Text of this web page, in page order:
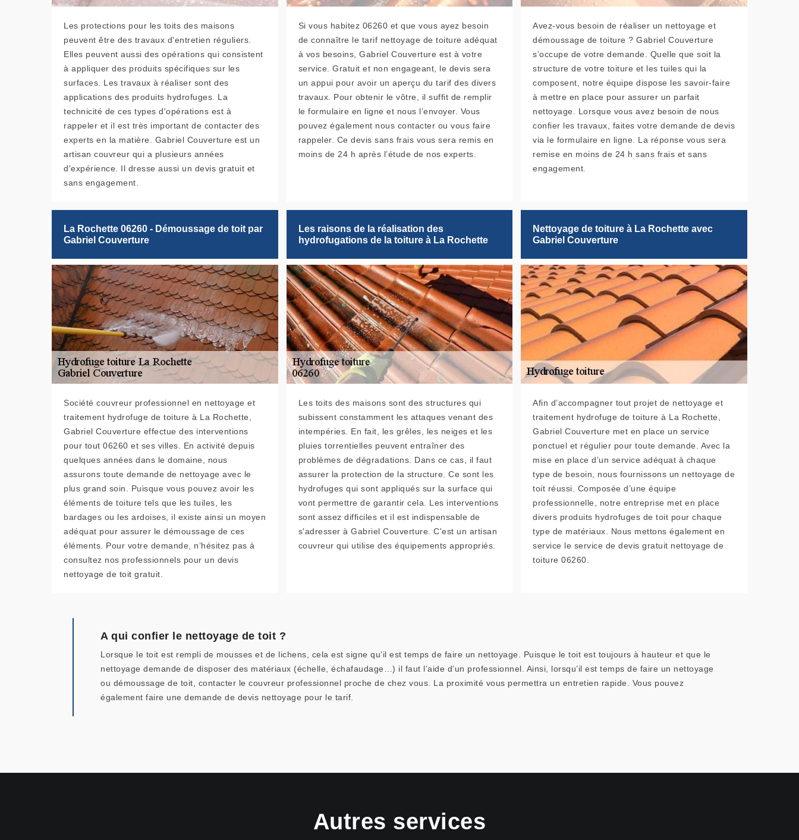
Les protections pour les toits des maisons
peuvent être des travaux d'entretien réguliers.
Elles peuvent aussi des opérations qui consistent
à appliquer des produits spécifiques sur les
surfaces. Les travaux à réaliser sont des
applications des produits hydrofuges. La
technicité de ces types d'opérations est à
rappeler et il est très important de contacter des
experts en la matière. Gabriel Couverture est un
artisan couvreur qui a plusieurs années
d'expérience. Il dresse aussi un devis gratuit et
sans engagement.
Si vous habitez 06260 et que vous ayez besoin
de connaître le tarif nettoyage de toiture adéquat
à vos besoins, Gabriel Couverture est à votre
service. Gratuit et non engageant, le devis sera
un appui pour avoir un aperçu du tarif des divers
travaux. Pour obtenir le vôtre, il suffit de remplir
le formulaire en ligne et nous l’envoyer. Vous
pouvez également nous contacter ou vous faire
rappeler. Ce devis sans frais vous sera remis en
moins de 24 h après l’étude de nos experts.
Avez-vous besoin de réaliser un nettoyage et
démoussage de toiture ? Gabriel Couverture
s’occupe de votre demande. Quelle que soit la
structure de votre toiture et les tuiles qui la
composent, notre équipe dispose les savoir-faire
à mettre en place pour assurer un parfait
nettoyage. Lorsque vous avez besoin de nous
confier les travaux, faites votre demande de devis
via le formulaire en ligne. La réponse vous sera
remise en moins de 24 h sans frais et sans
engagement.
La Rochette 06260 - Démoussage de toit par
Gabriel Couverture
Société couvreur professionnel en nettoyage et
traitement hydrofuge de toiture à La Rochette,
Gabriel Couverture effectue des interventions
pour tout 06260 et ses villes. En activité depuis
quelques années dans le domaine, nous
assurons toute demande de nettoyage avec le
plus grand soin. Puisque vous pouvez avoir les
éléments de toiture tels que les tuiles, les
bardages ou les ardoises, il existe ainsi un moyen
adéquat pour assurer le démoussage de ces
éléments. Pour votre demande, n’hésitez pas à
consultez nos professionnels pour un devis
nettoyage de toit gratuit.
Les raisons de la réalisation des
hydrofugations de la toiture à La Rochette
Les toits des maisons sont des structures qui
subissent constamment les attaques venant des
intempéries. En fait, les grêles, les neiges et les
pluies torrentielles peuvent entraîner des
problèmes de dégradations. Dans ce cas, il faut
assurer la protection de la structure. Ce sont les
hydrofuges qui sont appliqués sur la surface qui
vont permettre de garantir cela. Les interventions
sont assez difficiles et il est indispensable de
s'adresser à Gabriel Couverture. C'est un artisan
couvreur qui utilise des équipements appropriés.
Nettoyage de toiture à La Rochette avec
Gabriel Couverture
Afin d’accompagner tout projet de nettoyage et
traitement hydrofuge de toiture à La Rochette,
Gabriel Couverture met en place un service
ponctuel et régulier pour toute demande. Avec la
mise en place d’un service adéquat à chaque
type de besoin, nous fournissons un nettoyage de
toit réussi. Composée d’une équipe
professionnelle, notre entreprise met en place
divers produits hydrofuges de toit pour chaque
type de matériaux. Nous mettons également en
service le service de devis gratuit nettoyage de
toiture 06260.
A qui confier le nettoyage de toit ?
Lorsque le toit est rempli de mousses et de lichens, cela est signe qu’il est temps de faire un nettoyage. Puisque le toit est toujours à hauteur et que le
nettoyage demande de disposer des matériaux (échelle, échafaudage…) il faut l’aide d’un professionnel. Ainsi, lorsqu’il est temps de faire un nettoyage
ou démoussage de toit, contacter le couvreur professionnel proche de chez vous. La proximité vous permettra un entretien rapide. Vous pouvez
également faire une demande de devis nettoyage pour le tarif.
Autres services